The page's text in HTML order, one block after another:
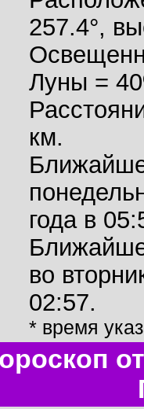
257.4°,
Луны =
км.
года в
во
02:57.
* время